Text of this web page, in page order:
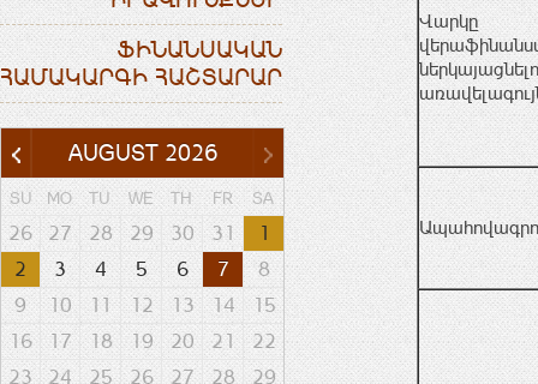
ՖԻՆԱՆՍԱԿԱՆ
ՀԱՄԱԿԱՐԳԻ ՀԱՇՏԱՐԱՐ
AUGUST 2026
SU MO TU WE TH FR SA
26 27 28 29 30 31
1
2
3 4 5 6 7
8
9
10 11 12 13 14
15
16
17 18 19 20 21
22
23
24 25 26 27 28 29
Վարկը